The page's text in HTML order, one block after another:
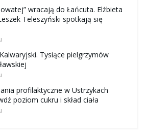
wracają do Łańcuta. Elżbieta
Teleszyński spotkają się
Tysiące pielgrzymów
profilaktyczne w Ustrzykach
poziom cukru i skład ciała